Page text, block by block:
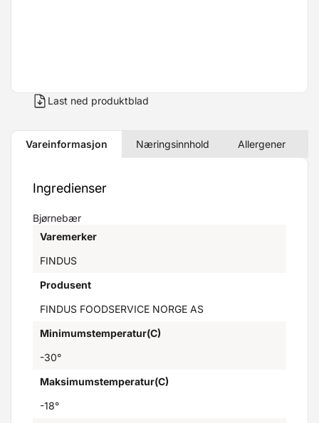
Last ned produktblad
Vareinformasjon Næringsinnhold Allergener
Ingredienser
Bjørnebær
Varemerker
FINDUS
Produsent
FINDUS FOODSERVICE NORGE AS
Minimumstemperatur(C)
-30°
Maksimumstemperatur(C)
-18°